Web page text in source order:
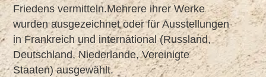
Friedens vermitteln.Mehrere ihrer Werke
wurden ausgezeichnet oder für Ausstellungen
in Frankreich und international (Russland,
Deutschland, Niederlande, Vereinigte
Staaten) ausgewählt.